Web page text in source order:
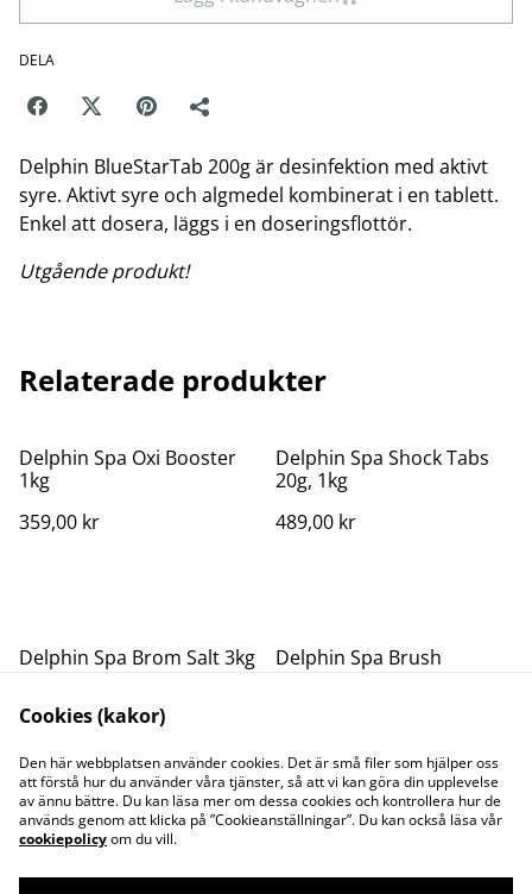
DELA
Delphin BlueStarTab 200g är desinfektion med aktivt
syre. Aktivt syre och algmedel kombinerat i en tablett.
Enkel att dosera, läggs i en doseringsflottör.
Utgående produkt!
Relaterade produkter
Delphin Spa Oxi Booster
1kg
359,00 kr
Delphin Spa Shock Tabs
20g, 1kg
489,00 kr
Delphin Spa Brom Salt 3kg
1 200,00 kr
Delphin Spa Brush
(borste)
Cookies (kakor)
Den här webbplatsen använder cookies. Det är små filer som hjälper oss
att förstå hur du använder våra tjänster, så att vi kan göra din upplevelse
av ännu bättre. Du kan läsa mer om dessa cookies och kontrollera hur de
används genom att klicka på ”Cookieanställningar”. Du kan också läsa vår
cookiepolicyom du vill.